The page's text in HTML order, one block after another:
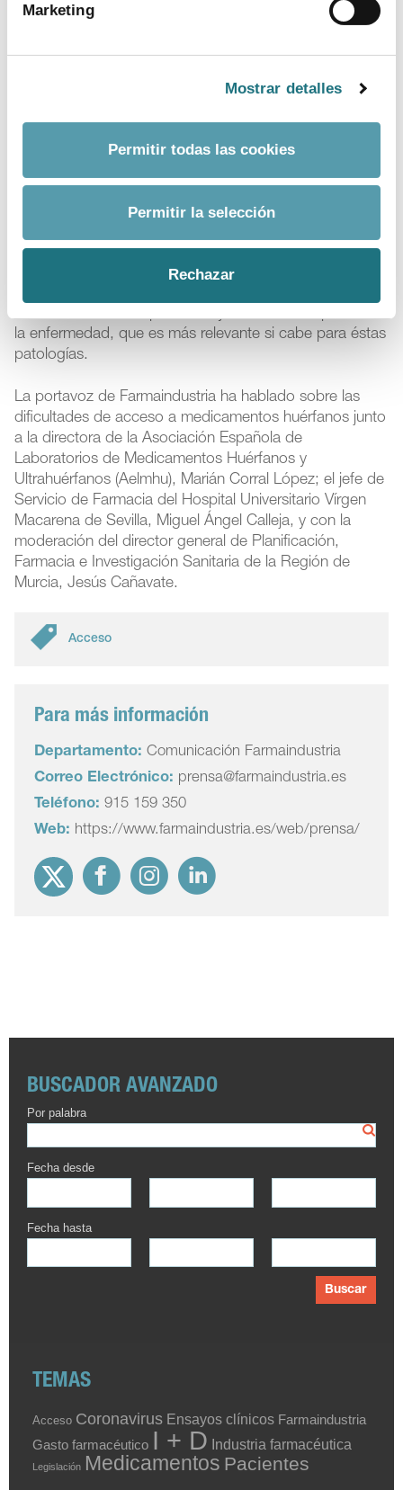
Marketing
Mostrar detalles
Permitir todas las cookies
Permitir la selección
Rechazar
Además de ésta, Farmaindustria ha presentado
recientemente una propuesta para mejorar el
acceso
da frecuentemente en este tipo de enfermedades. “Se
disponer del medicamento en cuanto recibe la
autorización europea, con un proceso de financiación
pacientes que los necesitan en condiciones de equidad
para todo el SNS”, ha indicado la portavoz de
Para todo ello es necesario una colaboración entre
la enfermedad, que es más relevante si cabe para éstas
patologías.
La portavoz de Farmaindustria ha hablado sobre las
dificultades de acceso a medicamentos huérfanos junto
a la directora de la Asociación Española de
Laboratorios de Medicamentos Huérfanos y
Ultrahuérfanos (Aelmhu), Marián Corral López; el jefe de
Servicio de Farmacia del Hospital Universitario Vírgen
Macarena de Sevilla, Miguel Ángel Calleja, y con la
moderación del director general de Planificación,
Farmacia e Investigación Sanitaria de la Región de
Murcia, Jesús Cañavate.
Acceso
Para más información
Departamento: Comunicación Farmaindustria
Correo Electrónico: prensa@farmaindustria.es
Teléfono: 915 159 350
Web: https://www.farmaindustria.es/web/prensa/
BUSCADOR AVANZADO
Por palabra
Fecha desde
Fecha hasta
Buscar
TEMAS
Acceso Coronavirus Ensayos clínicos Farmaindustria
Gasto farmacéutico I + D Industria farmacéutica
Legislación Medicamentos Pacientes